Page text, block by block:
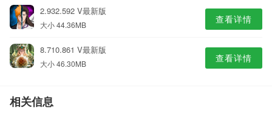
2.932.592 V最新版
大小 44.36MB 查看详情
8.710.861 V最新版
大小 46.30MB 查看详情
相关信息